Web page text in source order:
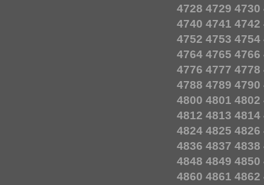
4728 4729 4730
4740 4741 4742
4752 4753 4754
4764 4765 4766
4776 4777 4778
4788 4789 4790
4800 4801 4802
4812 4813 4814
4824 4825 4826
4836 4837 4838
4848 4849 4850
4860 4861 4862